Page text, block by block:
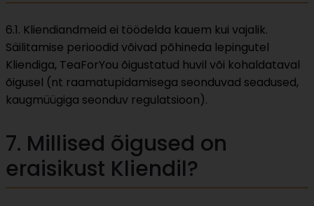
6.1. Kliendiandmeid ei töödelda kauem kui vajalik.
Säilitamise perioodid võivad põhineda lepingutel
Kliendiga, TeaForYou õigustatud huvil või kohaldataval
õigusel (nt raamatupidamisega seonduvad seadused,
kaugmüügiga seonduv regulatsioon).
7. Millised õigused on
eraisikust Kliendil?